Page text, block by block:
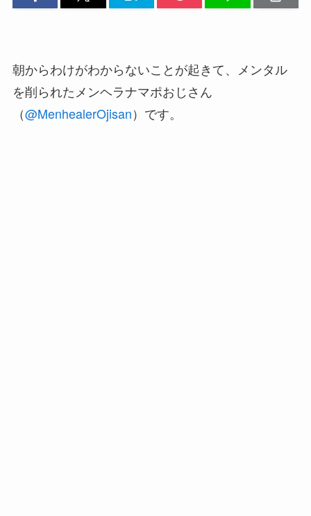
朝からわけがわからないことが起きて、メンタル
を削られたメンヘラナマポおじさん
（@MenhealerOjisan）です。